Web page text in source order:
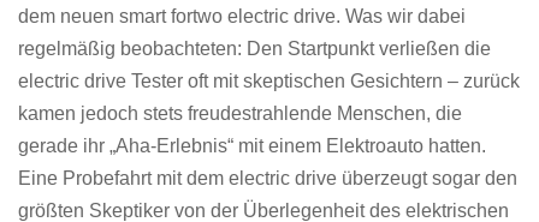
dem neuen smart fortwo electric drive. Was wir dabei
regelmäßig beobachteten: Den Startpunkt verließen die
electric drive Tester oft mit skeptischen Gesichtern – zurück
kamen jedoch stets freudestrahlende Menschen, die
gerade ihr „Aha-Erlebnis“ mit einem Elektroauto hatten.
Eine Probefahrt mit dem electric drive überzeugt sogar den
größten Skeptiker von der Überlegenheit des elektrischen